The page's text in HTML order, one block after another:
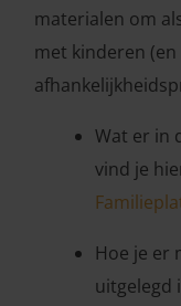
materialen om
met kinderen
Wat er in
vind je
Hoe je er
uitgelegd